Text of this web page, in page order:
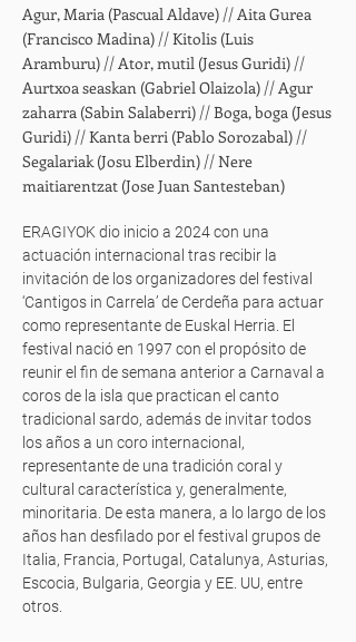
Agur, Maria (Pascual Aldave) // Aita Gurea
(Francisco Madina) // Kitolis (Luis
Aramburu) // Ator, mutil (Jesus Guridi) //
Aurtxoa seaskan (Gabriel Olaizola) // Agur
zaharra (Sabin Salaberri) // Boga, boga (Jesus
Guridi) // Kanta berri (Pablo Sorozabal) //
Segalariak (Josu Elberdin) // Nere
maitiarentzat (Jose Juan Santesteban)
ERAGIYOK dio inicio a 2024 con una
actuación internacional tras recibir la
invitación de los organizadores del festival
‘Cantigos in Carrela’ de Cerdeña para actuar
como representante de Euskal Herria. El
festival nació en 1997 con el propósito de
reunir el fin de semana anterior a Carnaval a
coros de la isla que practican el canto
tradicional sardo, además de invitar todos
los años a un coro internacional,
representante de una tradición coral y
cultural característica y, generalmente,
minoritaria. De esta manera, a lo largo de los
años han desfilado por el festival grupos de
Italia, Francia, Portugal, Catalunya, Asturias,
Escocia, Bulgaria, Georgia y EE. UU, entre
otros.